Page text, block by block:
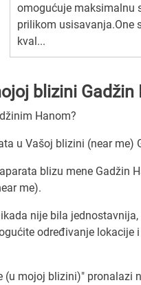
omogućuje maksimalnu
prilikom usisavanja.One
kval...
blizini Gadžin
Hanom?
u Vašoj blizini (near me)
blizu mene Gadžin
me).
nije bila
određivanje lokacije
(u mojoj blizini)" pronalazi